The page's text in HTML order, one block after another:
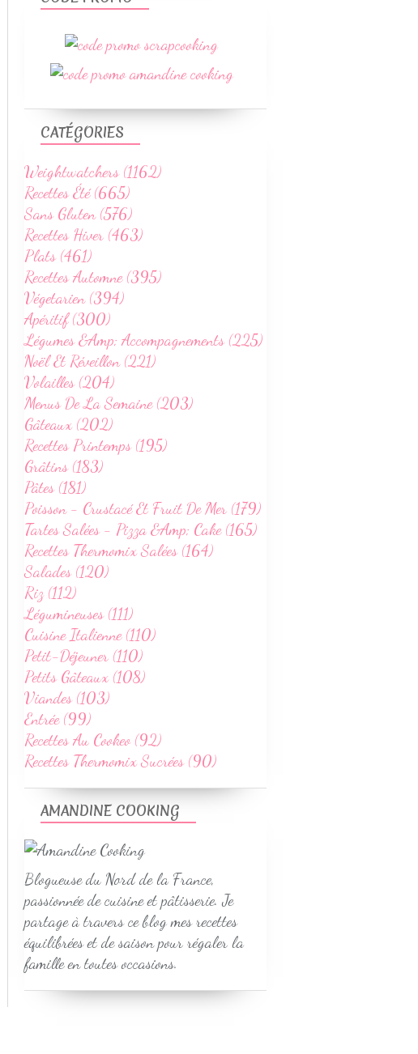
AMANDINE COOKING
Blogueuse du Nord de la France,
passionnée de cuisine et pâtisserie. Je
partage à travers ce blog mes recettes
équilibrées et de saison pour régaler la
famille en toutes occasions.
CATÉGORIES
Weightwatchers (1162)
Recettes Été (665)
Sans Gluten (576)
Recettes Hiver (463)
Plats (461)
Recettes Automne (395)
Végetarien (394)
Apéritif (300)
Légumes &Amp; Accompagnements (225)
Noël Et Réveillon (221)
Volailles (204)
Menus De La Semaine (203)
Gâteaux (202)
Recettes Printemps (195)
Grâtins (183)
Pâtes (181)
Poisson - Crustacé Et Fruit De Mer (179)
Tartes Salées - Pizza &Amp; Cake (165)
Recettes Thermomix Salées (164)
Salades (120)
Riz (112)
Légumineuses (111)
Cuisine Italienne (110)
Petit-Déjeuner (110)
Petits Gâteaux (108)
Viandes (103)
Entrée (99)
Recettes Au Cookeo (92)
Recettes Thermomix Sucrées (90)